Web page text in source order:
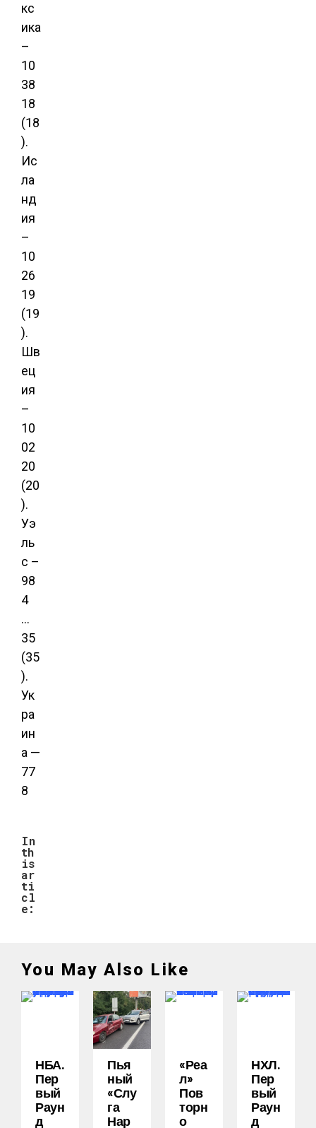
кс
ика
–
10
38
18
(18
).
Ис
ла
нд
ия
–
10
26
19
(19
).
Шв
ец
ия
–
10
02
20
(20
).
Уэ
ль
с –
98
4
…
35
(35
).
Ук
ра
ин
а —
77
8
In
th
is
ar
ti
cl
e:
You May Also Like
НБА.
Пер
Вый
Раун
Д
Пья
Ный
«слу
Га
Нар
«Реа
Л»
Пов
Торн
О
НХЛ.
Пер
Вый
Раун
Д